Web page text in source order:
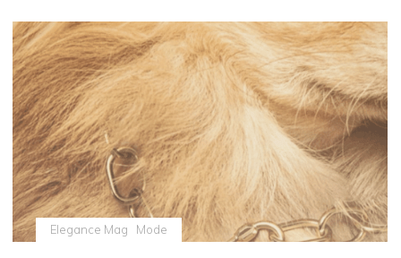
NIIKI
Paris"
Elegance Mag Mode